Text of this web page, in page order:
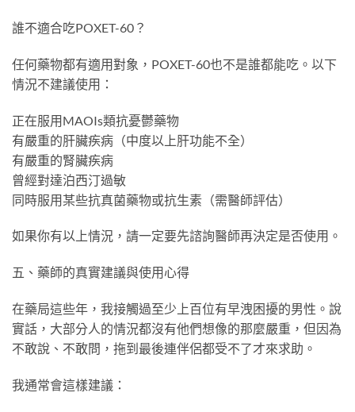
誰不適合吃POXET-60？
任何藥物都有適用對象，POXET-60也不是誰都能吃。以下
情況不建議使用：
正在服用MAOIs類抗憂鬱藥物
有嚴重的肝臟疾病（中度以上肝功能不全）
有嚴重的腎臟疾病
曾經對達泊西汀過敏
同時服用某些抗真菌藥物或抗生素（需醫師評估）
如果你有以上情況，請一定要先諮詢醫師再決定是否使用。
五、藥師的真實建議與使用心得
在藥局這些年，我接觸過至少上百位有早洩困擾的男性。說
實話，大部分人的情況都沒有他們想像的那麼嚴重，但因為
不敢說、不敢問，拖到最後連伴侶都受不了才來求助。
我通常會這樣建議：